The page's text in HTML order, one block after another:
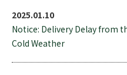
2025.01.10
Notice: Delivery Delay from
Cold Weather